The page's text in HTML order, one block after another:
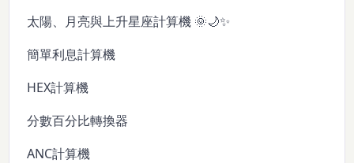
太陽、月亮與上升星座計算機 🌞🌙✨
簡單利息計算機
HEX計算機
分數百分比轉換器
ANC計算機